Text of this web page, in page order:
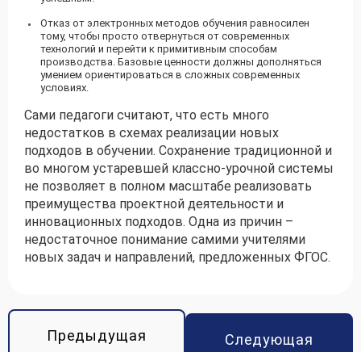
Отказ от электронных методов обучения равносилен
тому, чтобы просто отвернуться от современных
технологий и перейти к примитивным способам
производства. Базовые ценности должны дополняться
умением ориентироваться в сложных современных
условиях.
Сами педагоги считают, что есть много
недостатков в схемах реализации новых
подходов в обучении. Сохранение традиционной и
во многом устаревшей классно-урочной системы
не позволяет в полном масштабе реализовать
преимущества проектной деятельности и
инновационных подходов. Одна из причин –
недостаточное понимание самими учителями
новых задач и направлений, предложенных ФГОС.
Предыдущая
Следующая